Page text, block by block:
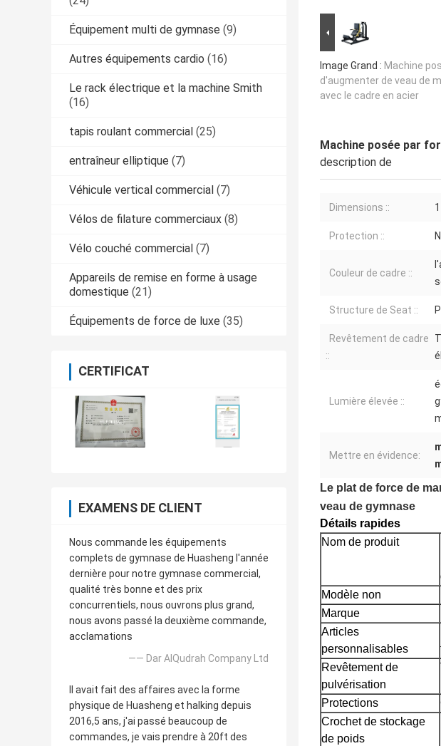
Équipement multi de gymnase (9)
Autres équipements cardio (16)
Le rack électrique et la machine Smith
(16)
tapis roulant commercial (25)
entraîneur elliptique (7)
Véhicule vertical commercial (7)
Vélos de filature commerciaux (8)
Vélo couché commercial (7)
Appareils de remise en forme à usage
domestique (21)
Équipements de force de luxe (35)
CERTIFICAT
EXAMENS DE CLIENT
Nous commande les équipements
complets de gymnase de Huasheng l'année
dernière pour notre gymnase commercial,
qualité très bonne et des prix
concurrentiels, nous ouvrons plus grand,
nous avons passé la deuxième commande,
acclamations
—— Dar AlQudrah Company Ltd
Il avait fait des affaires avec la forme
physique de Huasheng et halking depuis
2016,5 ans, j'ai passé beaucoup de
commandes, je vais prendre à 20ft des
Image Grand : Machine
d'augmenter de veau de
avec le cadre en acier
Machine posée par
description de
Dimensions ::
Protection ::
Couleur de cadre ::
Structure de Seat ::
Revêtement de cadre
::
Lumière élevée ::
Mettre en évidence:
Le plat de force de
veau de gymnase
Détails rapides
Nom de produit
Modèle non
Marque
Articles
personnalisables
Revêtement de
pulvérisation
Protections
Crochet de stockage
de poids